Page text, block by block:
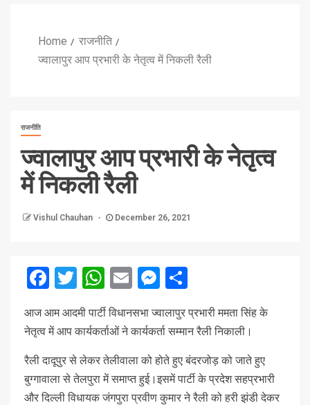
Home
राजनीति
ज्वालापुर आप प्रभारी के नेतृत्व में निकली रैली
राजनीति
ज्वालापुर आप प्रभारी के नेतृत्व
में निकली रैली
Vishul Chauhan December 26, 2021
Facebook
Twitter
WhatsApp
EmailMessenger
आज आम आदमी पार्टी विधानसभा ज्वालापुर प्रभारी ममता सिंह के
नेतृत्व में आप कार्यकर्ताओं ने कार्यकर्ता सम्मान रैली निकाली।
रैली दादूपुर से लेकर तेलीवाला को होते हुए बंदरजोड़ को जाते हुए
बुग्गावाला से तेलपुरा में समाप्त हुई।इसमें पार्टी के प्रदेश सहप्रभारी
और दिल्ली विधायक जंगपुरा प्रवीण कुमार ने रैली को हरी झंडी देकर